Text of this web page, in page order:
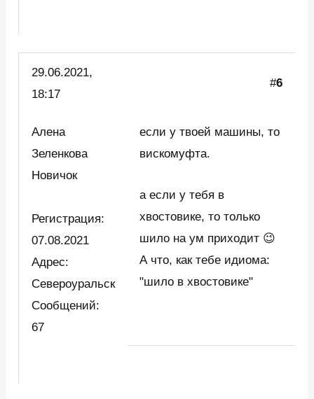
29.06.2021,
18:17
#6
Алена
Зеленкова
Новичок
Регистрация:
07.08.2021
Адрес:
Североуральск
Сообщений:
67
если у твоей машины, то
вискомуфта.
а если у тебя в
хвостовике, то только
шило на ум приходит 😉
А что, как тебе идиома:
"шило в хвостовике"